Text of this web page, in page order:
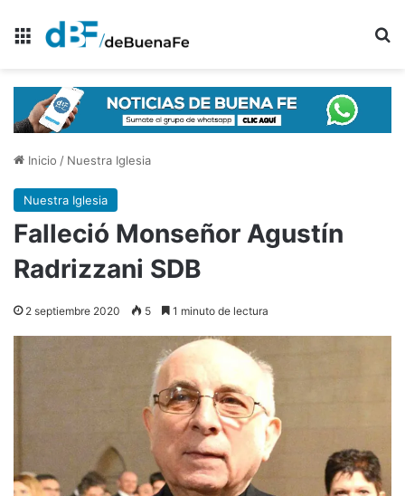
Menú
Inicio / Nuestra Iglesia
Nuestra Iglesia
Falleció Monseñor Agustín
Radrizzani SDB
2 septiembre 2020 5 1 minuto de lectura